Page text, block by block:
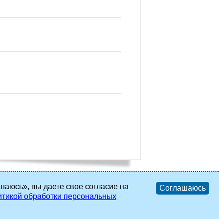
вы даете свое согласие на
обработки персональных
Соглашаюсь